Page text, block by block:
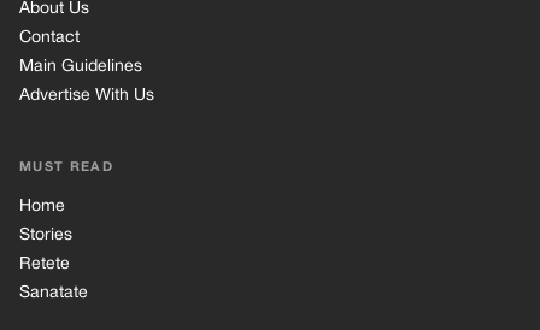
About Us
Contact
Main Guidelines
Advertise With Us
MUST READ
Home
Stories
Retete
Sanatate